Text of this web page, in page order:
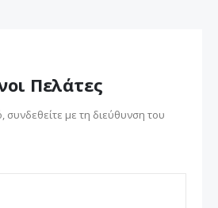
Πελάτες
συνδεθείτε με τη διεύθυνση του